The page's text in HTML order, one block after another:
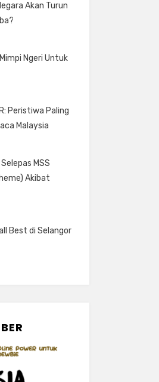
Akan Turun
Ngeri Untuk
Peristiwa Paling
Malaysia
MSS
Akibat
Best di Selangor